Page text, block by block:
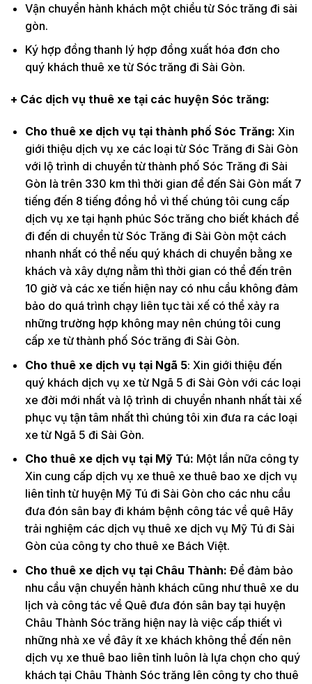
Vận chuyển hành khách một chiều từ Sóc trăng đi sài
gòn.
Ký hợp đồng thanh lý hợp đồng xuất hóa đơn cho
quý khách thuê xe từ Sóc trăng đi Sài Gòn.
+ Các dịch vụ thuê xe tại các huyện Sóc trăng:
Cho thuê xe dịch vụ tại thành phố Sóc Trăng: Xin
giới thiệu dịch vụ xe các loại từ Sóc Trăng đi Sài Gòn
với lộ trình di chuyển từ thành phố Sóc Trăng đi Sài
Gòn là trên 330 km thì thời gian để đến Sài Gòn mất 7
tiếng đến 8 tiếng đồng hồ vì thế chúng tôi cung cấp
dịch vụ xe tại hạnh phúc Sóc trăng cho biết khách để
đi đến di chuyển từ Sóc Trăng đi Sài Gòn một cách
nhanh nhất có thể nếu quý khách di chuyển bằng xe
khách và xây dựng nằm thì thời gian có thể đến trên
10 giờ và các xe tiến hiện nay có nhu cầu không đảm
bảo do quá trình chạy liên tục tài xế có thể xảy ra
những trường hợp không may nên chúng tôi cung
cấp xe từ thành phố Sóc trăng đi Sài Gòn.
Cho thuê xe dịch vụ tại Ngã 5: Xin giới thiệu đến
quý khách dịch vụ xe từ Ngã 5 đi Sài Gòn với các loại
xe đời mới nhất và lộ trình di chuyển nhanh nhất tài xế
phục vụ tận tâm nhất thì chúng tôi xin đưa ra các loại
xe từ Ngã 5 đi Sài Gòn.
Cho thuê xe dịch vụ tại Mỹ Tú: Một lần nữa công ty
Xin cung cấp dịch vụ xe thuê xe thuê bao xe dịch vụ
liên tỉnh từ huyện Mỹ Tú đi Sài Gòn cho các nhu cầu
đưa đón sân bay đi khám bệnh công tác về quê Hãy
trải nghiệm các dịch vụ thuê xe dịch vụ Mỹ Tú đi Sài
Gòn của công ty cho thuê xe Bách Việt.
Cho thuê xe dịch vụ tại Châu Thành: Để đảm bảo
nhu cầu vận chuyển hành khách cũng như thuê xe du
lịch và công tác về Quê đưa đón sân bay tại huyện
Châu Thành Sóc trăng hiện nay là việc cấp thiết vì
những nhà xe về đây ít xe khách không thể đến nên
dịch vụ xe thuê bao liên tỉnh luôn là lựa chọn cho quý
khách tại Châu Thành Sóc trăng lên công ty cho thuê